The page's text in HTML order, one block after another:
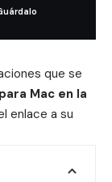
que se
Mac en la
enlace a su